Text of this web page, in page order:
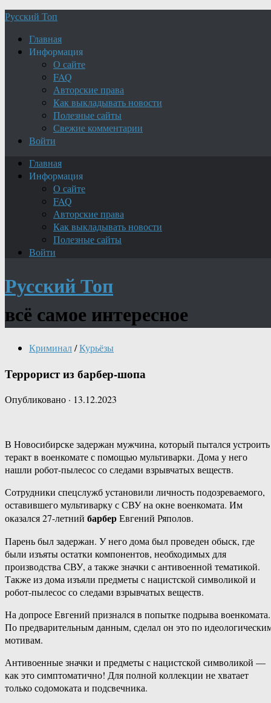
Русский Топ
Главная
Информация
О сайте
FAQ
Авторские права
Как выкладывать новости
Полезные сайты
Свежие комментарии
Войти
Главная
Информация
О сайте
FAQ
Авторские права
Как выкладывать новости
Полезные сайты
Войти
Русский Топ
всё самое интересное
Криминал/Курьёзы
Террорист из барбер-шопа
Опубликовано · 13.12.2023
В Новосибирске задержан мужчина, который пытался устроить
теракт в военкомате с помощью мультиварки. Дома у него
нашли робот-пылесос со следами взрывчатых веществ.
Сотрудники спецслужб установили личность подозреваемого,
оставившего мультиварку с СВУ на окне военкомата. Им
оказался 27-летний барберЕвгений Ряполов.
Парень был задержан. У него дома был проведен обыск, где
были изъяты остатки компонентов, необходимых для
производства СВУ, а также значки с антивоенной тематикой.
Также из дома изъяли предметы с нацистской символикой и
робот-пылесос со следами взрывчатых веществ.
На допросе Евгений признался в попытке подрыва военкомата.
По предварительным данным, сделал он это по
мотивам.
Антивоенные значки и предметы с нацистской символикой —
как это симптоматично! Для полной коллекции не хватает
только содомоката и подсвечника.